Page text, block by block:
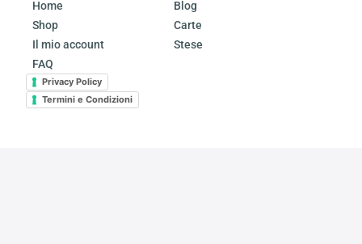
Home
Shop
Il mio account
FAQ
Blog
Carte
Stese
Privacy Policy
Termini e Condizioni